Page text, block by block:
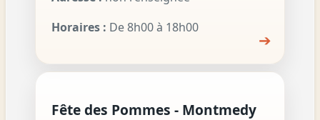
Horaires : De 8h00 à 18h00
➔
Fête des Pommes - Montmedy